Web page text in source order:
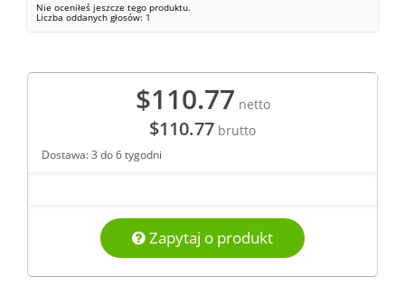
Nie oceniłeś jeszcze tego produktu.
Liczba oddanych głosów: 1
$110.77 netto
$110.77 brutto
Dostawa: 3 do 6 tygodni
Zapytaj o produkt